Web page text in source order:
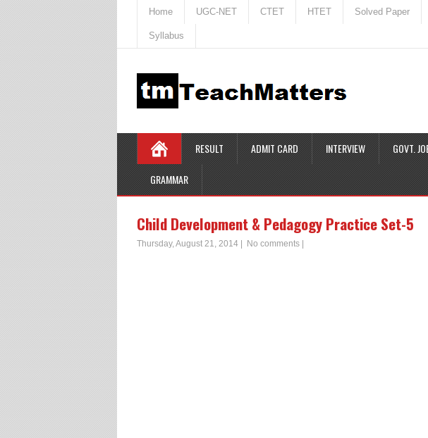
Home UGC-NET CTET HTET Solved Paper
Syllabus
RESULT ADMIT CARD INTERVIEW GOVT.
GRAMMAR
Child Development & Pedagogy Practice Set-5
Thursday, August 21, 2014 No comments